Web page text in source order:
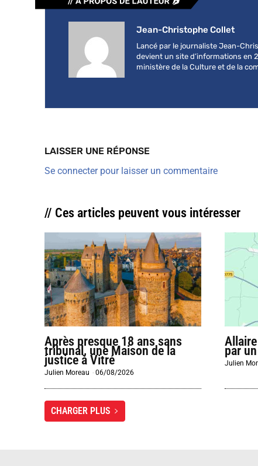
Jean-Christophe Collet
Lancé par le journaliste Jean-
devient un site d’informations en
ministère de la Culture et de la
LAISSER UNE RÉPONSE
Se connecter pour laisser un commentaire
// Ces articles peuvent vous intéresser
Après presque 18 ans sans
tribunal, une Maison de la
justice à Vitré
Julien Moreau -06/08/2026
par
Julien
CHARGER PLUS